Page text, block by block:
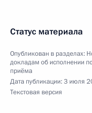
Статус материала
Опубликован в разделах:
докладам об исполнении
приёма
Дата публикации:3 июля
Текстовая версия